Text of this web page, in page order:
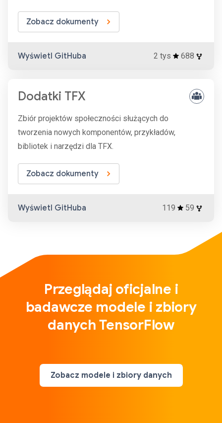
Zobacz dokumenty
Wyświetl GitHuba 2 tys 688
Dodatki TFX
Zbiór projektów społeczności służących do
tworzenia nowych komponentów, przykładów,
bibliotek i narzędzi dla TFX.
Zobacz dokumenty
Wyświetl GitHuba 119 59
Przeglądaj oficjalne i
badawcze modele i zbiory
danych TensorFlow
Zobacz modele i zbiory danych